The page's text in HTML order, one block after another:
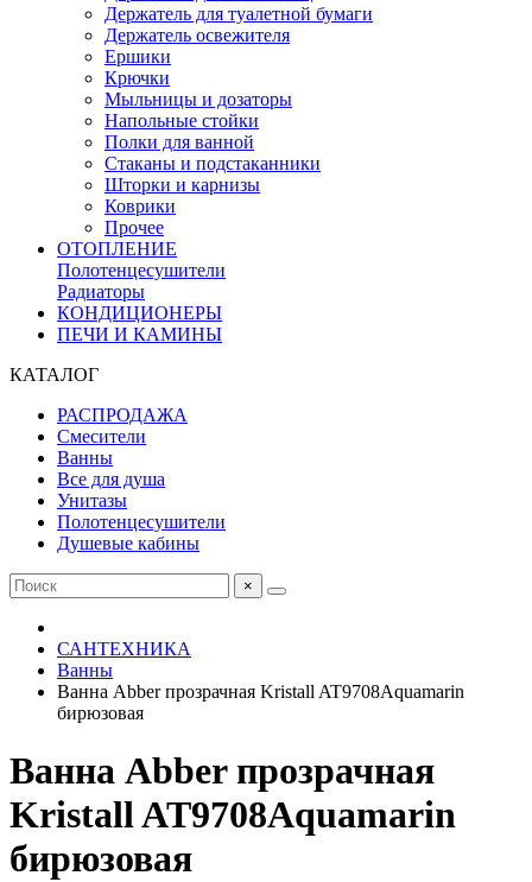
Держатель для туалетной бумаги
Держатель освежителя
Ершики
Крючки
Мыльницы и дозаторы
Напольные стойки
Полки для ванной
Стаканы и подстаканники
Шторки и карнизы
Коврики
Прочее
ОТОПЛЕНИЕ
Полотенцесушители
Радиаторы
КОНДИЦИОНЕРЫ
ПЕЧИ И КАМИНЫ
КАТАЛОГ
РАСПРОДАЖА
Смесители
Ванны
Все для душа
Унитазы
Полотенцесушители
Душевые кабины
×
САНТЕХНИКА
Ванны
Ванна Abber прозрачная Kristall AT9708Aquamarin
бирюзовая
Ванна Abber прозрачная
Kristall AT9708Aquamarin
бирюзовая